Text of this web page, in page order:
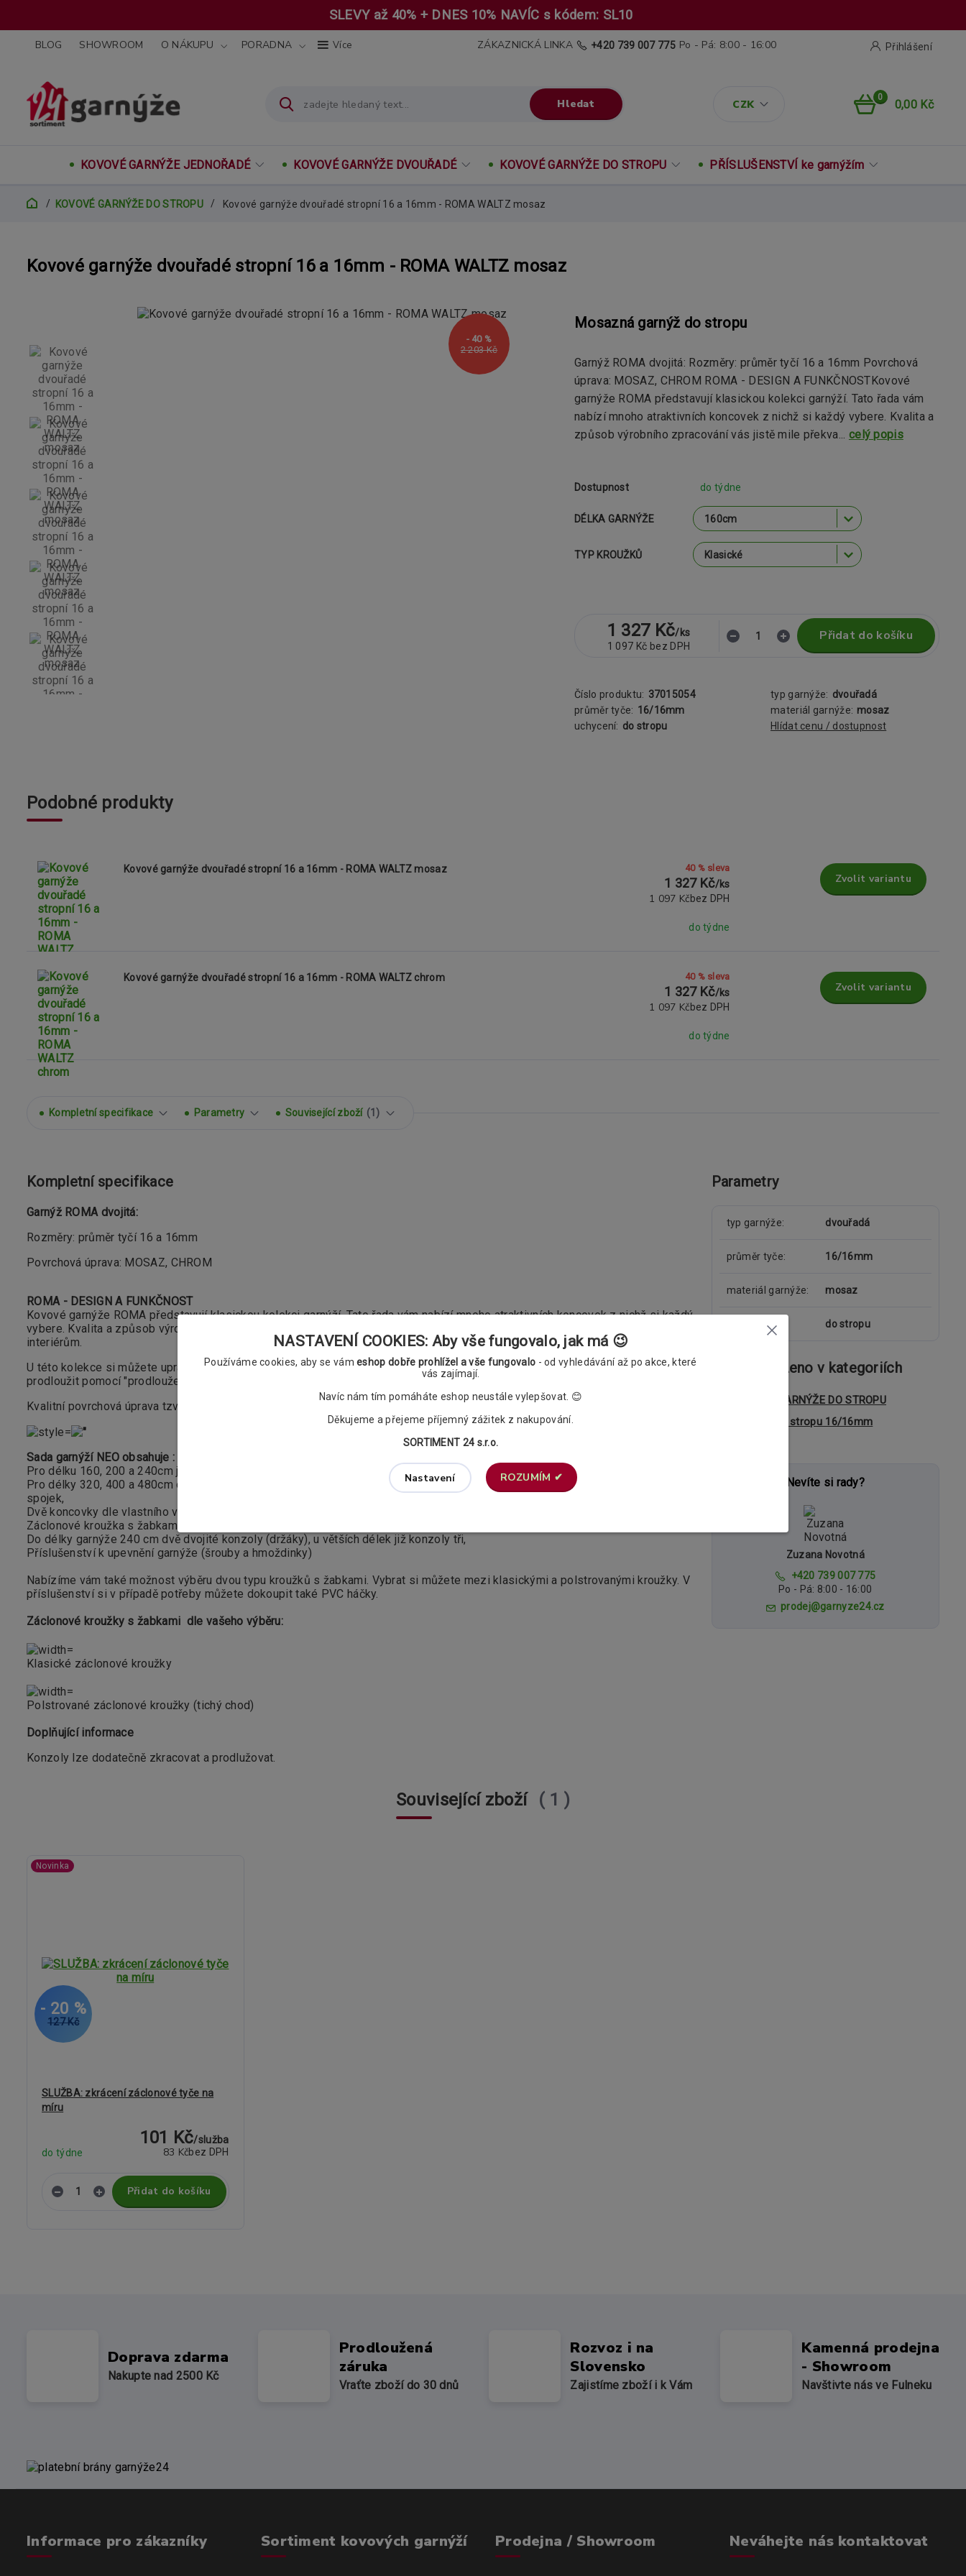
SLEVY až 40% + DNES 10% NAVÍC s kódem: SL10
BLOG SHOWROOM O NÁKUPU PORADNA Více
CZK
Přihlášení
Hledat
ZÁKAZNICKÁ LINKA +420 739 007 775 Po - Pá: 8:00 - 16:00
0
0,00 Kč
KOVOVÉ GARNÝŽE JEDNOŘADÉ KOVOVÉ GARNÝŽE DVOUŘADÉ KOVOVÉ GARNÝŽE DO STROPU PŘÍSLUŠENSTVÍ ke garnýžím
KOVOVÉ GARNÝŽE DO STROPU Kovové garnýže dvouřadé stropní 16 a 16mm - ROMA WALTZ mosaz
Kovové garnýže dvouřadé stropní 16 a 16mm - ROMA WALTZ mosaz
2 203 Kč
- 40 %
Mosazná garnýž do stropu
Garnýž ROMA dvojitá: Rozměry: průměr tyčí 16 a 16mm Povrchová
úprava: MOSAZ, CHROM ROMA - DESIGN A FUNKČNOSTKovové
garnýže ROMA představují klasickou kolekci garnýží. Tato řada vám
nabízí mnoho atraktivních koncovek z nichž si každý vybere. Kvalita a
způsob výrobního zpracování vás jistě mile překva... celý popis
Dostupnost do týdne
DÉLKA GARNÝŽE
TYP KROUŽKŮ
1 327 Kč/ks
1 097 Kč bez DPH
Přidat do košíku
Číslo produktu: 37015054 typ garnýže: dvouřadá
průměr tyče: 16/16mm materiál garnýže: mosaz
uchycení: do stropu Hlídat cenu / dostupnost
Podobné produkty
Kovové garnýže dvouřadé stropní 16 a 16mm - ROMA WALTZ mosaz 40 % sleva
1 327 Kč/ks
1 097 Kčbez DPH
do týdne
Zvolit variantu
Kovové garnýže dvouřadé stropní 16 a 16mm - ROMA WALTZ chrom 40 % sleva
1 327 Kč/ks
1 097 Kčbez DPH
do týdne
Zvolit variantu
Kompletní specifikace Parametry Související zboží 1
Kompletní specifikace
Garnýž ROMA dvojitá:
Rozměry: průměr tyčí 16 a 16mm
Povrchová úprava: MOSAZ, CHROM
ROMA - DESIGN A FUNKČNOST
Kovové garnýže ROMA představují klasickoukolekci garnýží. Tato řada vám nabízí mnoho atraktivních koncovek z nichž si každý
vybere. Kvalita a způsob výrobního zpracování
vás jistě mile překvapí. Garnýže se hodí jak k rustikálním tak také moderním
interiérům.
U této kolekce si můžete upravovat vzdálenost záclonové tyče od zdi dle vlastního uvážení, tzn. že ji můžete zkrátit, ale také
prodloužit pomocí "prodloužení konzoly" a to o 5cm.
Kvalitní povrchová úprava tzv. galvanizováním zajišťuje dlouhou životnost této garnýže.
Sada garnýží NEO obsahuje :
Pro délku 160, 200 a 240cm jednu záclonovou tyč o průměru 16mm, jednu o průměru 16mm,
Pro délky 320, 400 a 480cm dvě záclonové tyče o průměru 16mm, dvě záclonové tyče o průměru 25mm, včetně příslušných
spojek,
Dvě koncovky dle vlastního výběru + dvě koncovky LUNA
Záclonové kroužka s žabkami dle vašeho výběru (vždy 1ks na 10cm garnýže),
Do délky garnýže 240 cm dvě dvojité konzoly (držáky), u větších délek již konzoly tři,
Příslušenství k upevnění garnýže (šrouby a hmoždinky)
Nabízíme vám také možnost výběru dvou typu kroužků s žabkami. Vybrat si můžete mezi klasickými a polstrovanými kroužky. V
příslušenství si v případě potřeby můžete dokoupit také PVC háčky.
Záclonové kroužky s žabkami dle vašeho výběru:
Klasické záclonové kroužky
Polstrované záclonové kroužky (tichý chod)
Doplňující informace
Konzoly lze dodatečně zkracovat a prodlužovat.
Parametry
typ garnýže dvouřadá
průměr tyče 16/16mm
materiál garnýže mosaz
uchycení do stropu
Zboží zařazeno v kategoriích
KOVOVÉ GARNÝŽE DO STROPU
Garnýže do stropu 16/16mm
Nevíte si rady?
Zuzana Novotná
+420 739 007 775
Po - Pá: 8:00 - 16:00
prodej@garnyze24.cz
Související zboží 1
Novinka
127 Kč
- 20 %
SLUŽBA: zkrácení záclonové tyče na
míru
101 Kč/služba
83 Kčbez DPH
do týdne
Přidat do košíku
Doprava zdarma
Nakupte nad 2500 Kč
Prodloužená
záruka
Vraťte zboží do 30 dnů
Rozvoz i na
Slovensko
Zajistíme zboží i k Vám
Kamenná prodejna
- Showroom
Navštivte nás ve Fulneku
Informace pro zákazníky Sortiment kovových garnýží Prodejna / Showroom Neváhejte nás kontaktovat
NASTAVENÍ COOKIES: Aby vše fungovalo, jak má 😉
Používáme cookies, aby se vámeshop dobře prohlížel a vše fungovalo - od vyhledávání až po akce, které
vás zajímají.
Navíc nám tím pomáháte eshop neustále vylepšovat. 😊
Děkujeme a přejeme příjemný zážitek z nakupování.
SORTIMENT 24 s.r.o.
Nastavení ROZUMÍM ✔